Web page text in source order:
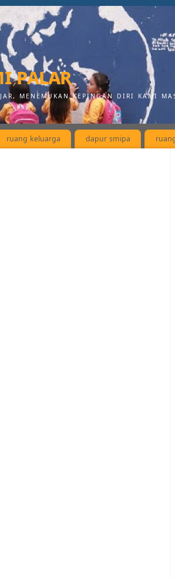
palar
MENEMUKAN KEPINGAN DIRI KAMI
ruang keluarga dapur smipa